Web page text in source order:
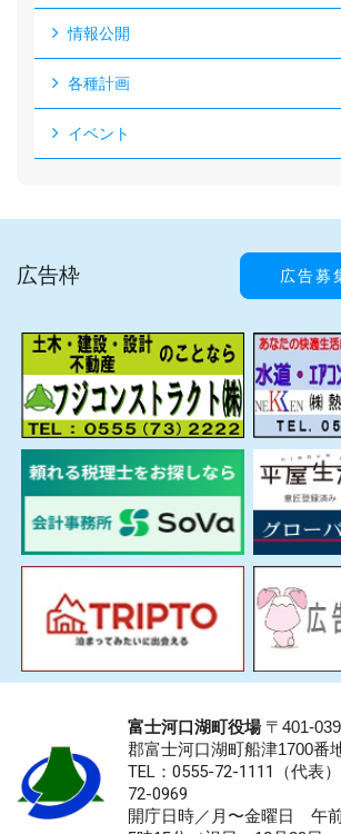
情報公開
各種計画
イベント
広告枠 広告募
富士河口湖町役場〒401-
郡富士河口湖町船津1700番
TEL：0555-72-1111 （代表
72-0969
開庁日時／月〜金曜日 午